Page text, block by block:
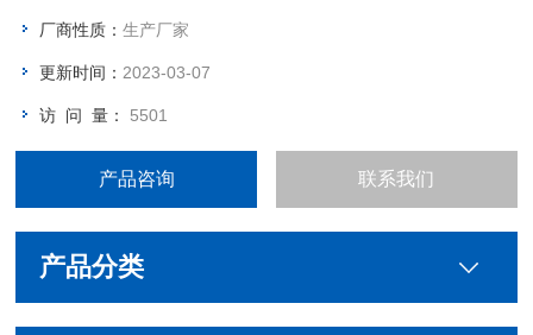
厂商性质：生产厂家
更新时间： 2023-03-07
访 问 量： 5501
产品咨询 联系我们
产品分类